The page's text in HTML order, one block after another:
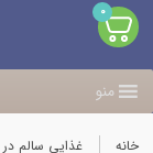
0
منو
خانه غذایی سالم